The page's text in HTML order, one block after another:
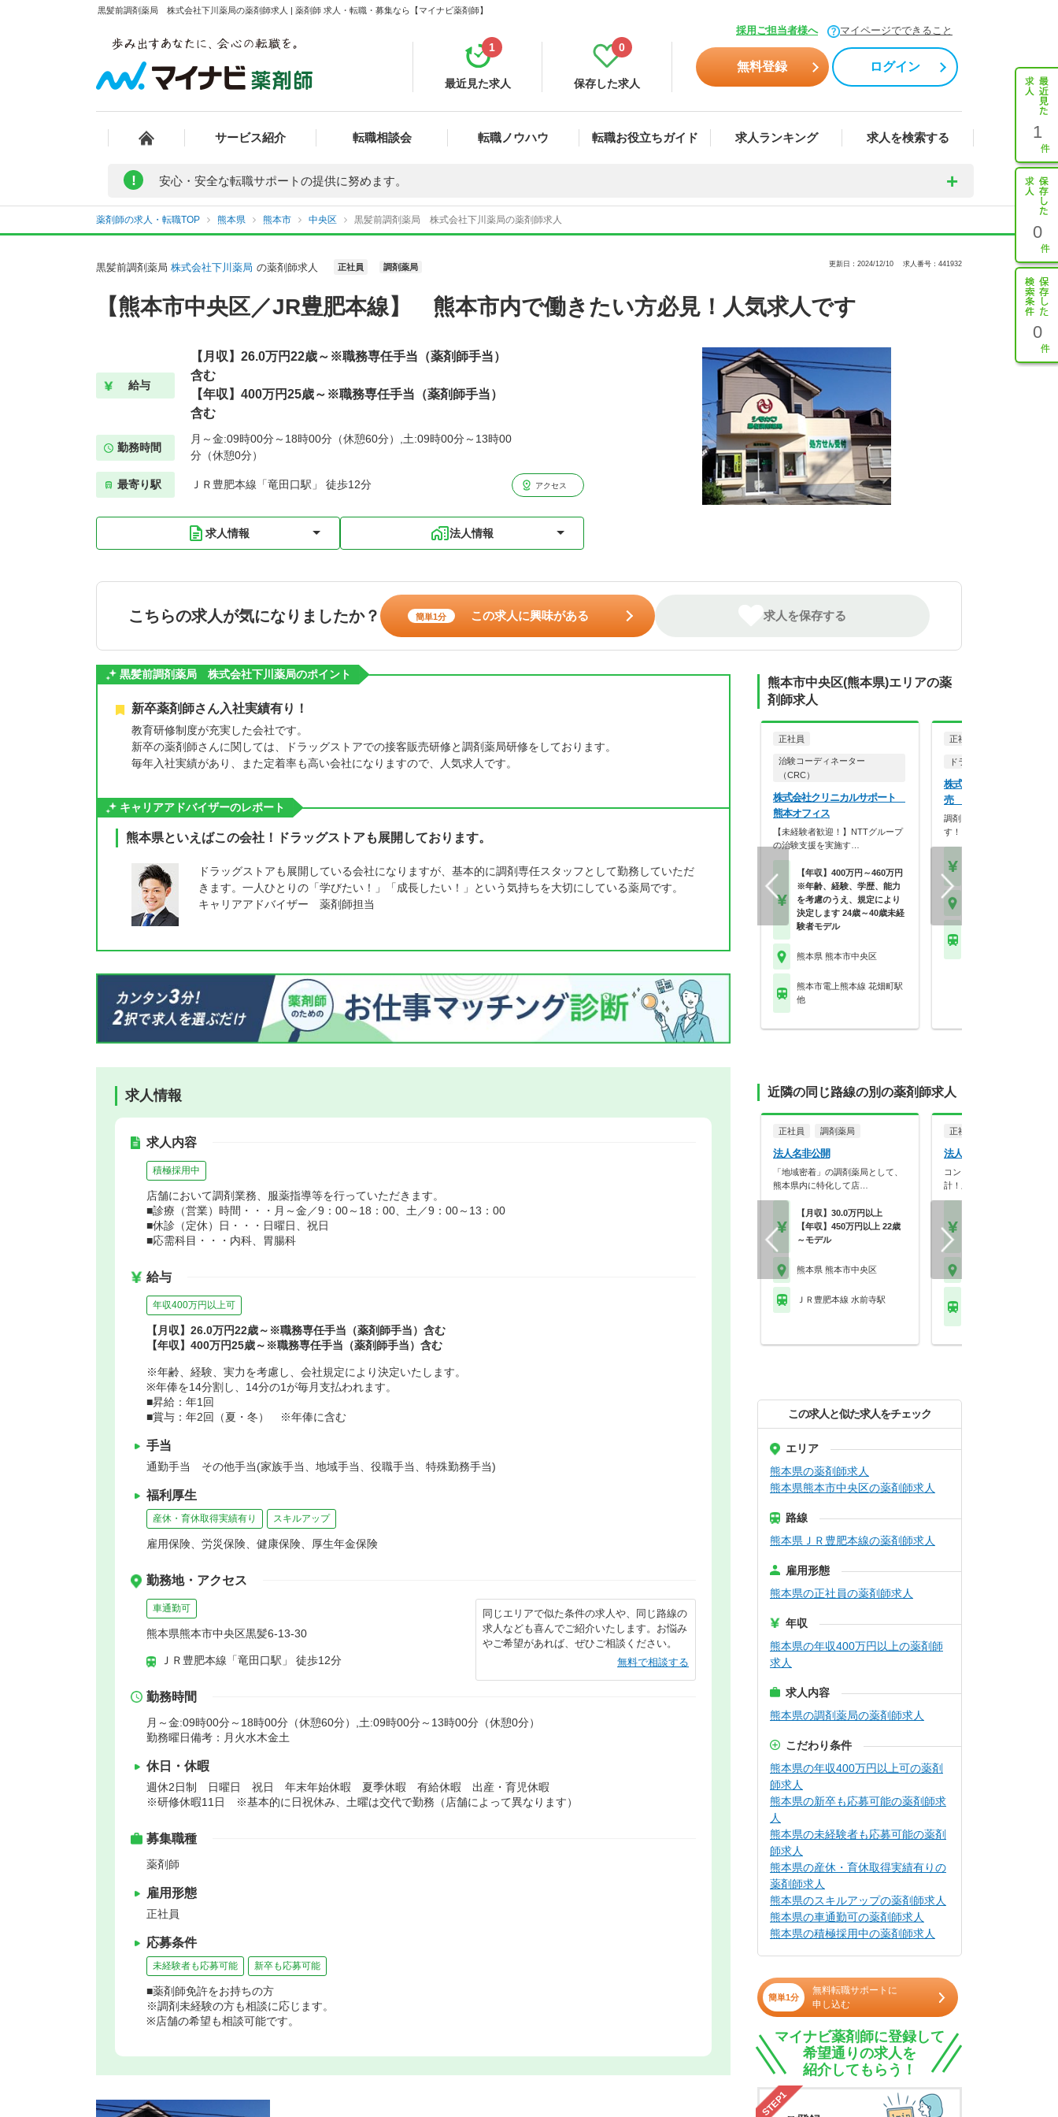
黒髪前調剤薬局 株式会社下川薬局の薬剤師求人 | 薬剤師 求人・転職・募集なら【マイナビ薬剤師】
採用ご担当者様へ マイページでできること
最近見た求人
1
保存した求人
0
無料登録 ログイン
サービス紹介 転職相談会 転職ノウハウ 転職お役立ちガイド 求人ランキング 求人を検索する 1
0
0
! 安心・安全な転職サポートの提供に努めます。
薬剤師の求人・転職TOP 熊本県 熊本市 中央区 黒髪前調剤薬局 株式会社下川薬局の薬剤師求人
黒髪前調剤薬局 株式会社下川薬局 の薬剤師求人 正社員 調剤薬局 更新日：2024/12/10 求人番号：441932
【熊本市中央区／JR豊肥本線】 熊本市内で働きたい方必見！人気求人です
給与
【月収】26.0万円22歳～※職務専任手当（薬剤師手当）
含む
【年収】400万円25歳～※職務専任手当（薬剤師手当）
含む
勤務時間
月～金:09時00分～18時00分（休憩60分）,土:09時00分～13時00
分（休憩0分）
最寄り駅 ＪＲ豊肥本線「竜田口駅」 徒歩12分 アクセス
求人情報 法人情報
こちらの求人が気になりましたか？ 簡単1分 この求人に興味がある 求人を保存する
黒髪前調剤薬局 株式会社下川薬局のポイント
新卒薬剤師さん入社実績有り！
教育研修制度が充実した会社です。
新卒の薬剤師さんに関しては、ドラッグストアでの接客販売研修と調剤薬局研修をしております。
毎年入社実績があり、また定着率も高い会社になりますので、人気求人です。
キャリアアドバイザーのレポート
熊本県といえばこの会社！ドラッグストアも展開しております。
ドラッグストアも展開している会社になりますが、基本的に調剤専任スタッフとして勤務していただ
きます。一人ひとりの「学びたい！」「成長したい！」という気持ちを大切にしている薬局です。
キャリアアドバイザー 薬剤師担当
求人情報
求人内容
積極採用中
店舗において調剤業務、服薬指導等を行っていただきます。
■診療（営業）時間・・・月～金／9：00～18：00、土／9：00～13：00
■休診（定休）日・・・日曜日、祝日
■応需科目・・・内科、胃腸科
給与
年収400万円以上可
【月収】26.0万円22歳～※職務専任手当（薬剤師手当）含む
【年収】400万円25歳～※職務専任手当（薬剤師手当）含む
※年齢、経験、実力を考慮し、会社規定により決定いたします。
※年俸を14分割し、14分の1が毎月支払われます。
■昇給：年1回
■賞与：年2回（夏・冬） ※年俸に含む
手当
通勤手当 その他手当(家族手当、地域手当、役職手当、特殊勤務手当)
福利厚生
産休・育休取得実績有り スキルアップ
雇用保険、労災保険、健康保険、厚生年金保険
勤務地・アクセス
車通勤可
熊本県熊本市中央区黒髪6-13-30
ＪＲ豊肥本線「竜田口駅」 徒歩12分
同じエリアで似た条件の求人や、同じ路線の
求人なども喜んでご紹介いたします。お悩み
やご希望があれば、ぜひご相談ください。
無料で相談する
勤務時間
月～金:09時00分～18時00分（休憩60分）,土:09時00分～13時00分（休憩0分）
勤務曜日備考：月火水木金土
休日・休暇
週休2日制 日曜日 祝日 年末年始休暇 夏季休暇 有給休暇 出産・育児休暇
※研修休暇11日 ※基本的に日祝休み、土曜は交代で勤務（店舗によって異なります）
募集職種
薬剤師
雇用形態
正社員
応募条件
未経験者も応募可能 新卒も応募可能
■薬剤師免許をお持ちの方
※調剤未経験の方も相談に応じます。
※店舗の希望も相談可能です。
熊本市中央区(熊本県)エリアの薬
剤師求人
正社員
治験コーディネーター
（CRC）
株式会社クリニカルサポート
熊本オフィス
【未経験者歓迎！】NTTグループ
の治験支援を実施す…
【年収】400万円～460万円
※年齢、経験、学歴、能力
を考慮のうえ、規定により
決定します 24歳～40歳未経
験者モデル
熊本県 熊本市中央区
熊本市電上熊本線 花畑町駅
他
正社員
ドラッグストア（OTCのみ
株式会社マツモトキヨシ
売 黒髪店
調剤・OTCどちらも勉強で
す！
近隣の同じ路線の別の薬剤師求人
正社員 調剤薬局
法人名非公開
「地域密着」の調剤薬局として、
熊本県内に特化して店…
【月収】30.0万円以上
【年収】450万円以上 22歳
～モデル
熊本県 熊本市中央区
ＪＲ豊肥本線 水前寺駅
正社員
法人名非公開
コンプライアンス重視の店舗
計！上場企業母体で研修…
この求人と似た求人をチェック
エリア
熊本県の薬剤師求人
熊本県熊本市中央区の薬剤師求人
路線
熊本県ＪＲ豊肥本線の薬剤師求人
雇用形態
熊本県の正社員の薬剤師求人
年収
熊本県の年収400万円以上の薬剤師
求人
求人内容
熊本県の調剤薬局の薬剤師求人
こだわり条件
熊本県の年収400万円以上可の薬剤
師求人
熊本県の新卒も応募可能の薬剤師求
人
熊本県の未経験者も応募可能の薬剤
師求人
熊本県の産休・育休取得実績有りの
薬剤師求人
熊本県のスキルアップの薬剤師求人
熊本県の車通勤可の薬剤師求人
熊本県の積極採用中の薬剤師求人
簡単1分
無料転職サポートに
申し込む
マイナビ薬剤師に登録して
希望通りの求人を
紹介してもらう！
STEP1